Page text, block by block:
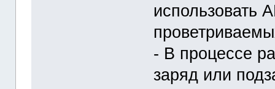
использовать
- В процессе
заряд или